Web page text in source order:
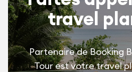
travel
Partenaire de Booking
Tour est votre travel